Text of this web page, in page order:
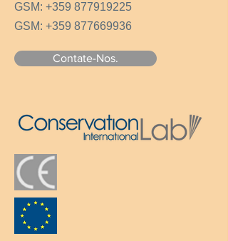
GSM: +359 877919225
GSM: +359 877669936
Contate-Nos.